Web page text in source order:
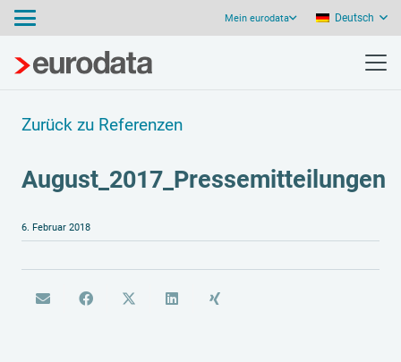
Mein eurodata Deutsch
Zurück zu Referenzen
August_2017_Pressemitteilungen
6. Februar 2018